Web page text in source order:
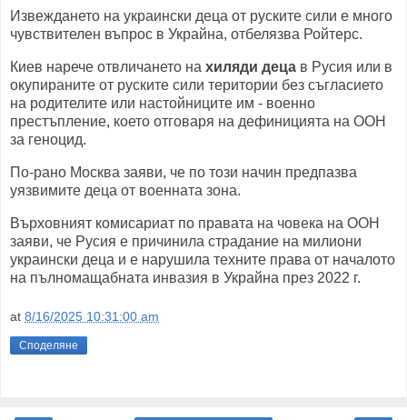
Извеждането на украински деца от руските сили е много
чувствителен въпрос в Украйна, отбелязва Ройтерс.
Киев нарече отвличането на хиляди деца в Русия или в
окупираните от руските сили територии без съгласието
на родителите или настойниците им - военно
престъпление, което отговаря на дефиницията на ООН
за геноцид.
По-рано Москва заяви, че по този начин предпазва
уязвимите деца от военната зона.
Върховният комисариат по правата на човека на ООН
заяви, че Русия е причинила страдание на милиони
украински деца и е нарушила техните права от началото
на пълномащабната инвазия в Украйна през 2022 г.
at 8/16/2025 10:31:00 am
Споделяне